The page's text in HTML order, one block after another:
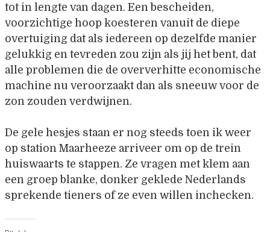
tot in lengte van dagen. Een bescheiden,
voorzichtige hoop koesteren vanuit de diepe
overtuiging dat als iedereen op dezelfde manier
gelukkig en tevreden zou zijn als jij het bent, dat
alle problemen die de oververhitte economische
machine nu veroorzaakt dan als sneeuw voor de
zon zouden verdwijnen.
De gele hesjes staan er nog steeds toen ik weer
op station Maarheeze arriveer om op de trein
huiswaarts te stappen. Ze vragen met klem aan
een groep blanke, donker geklede Nederlands
sprekende tieners of ze even willen inchecken.